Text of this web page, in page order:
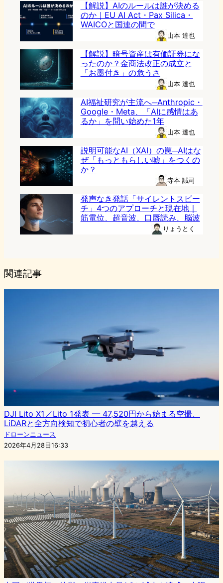
【解説】AIのルールは誰が決める
のか｜EU AI Act・Pax Silica・
WAICOと国連の間で
山本 達也
【解説】暗号資産は有価証券にな
ったのか？金商法改正の成立と
「お墨付き」の危うさ
山本 達也
AI福祉研究が主流へ─Anthropic・
Google・Meta、「AIに感情はあ
るか」を問い始めた1年
山本 達也
説明可能なAI（XAI）の罠─AIはな
ぜ「もっともらしい嘘」をつくの
か？
寺本 誠司
発声なき発話「サイレントスピー
チ」4つのアプローチと現在地｜
筋電位、超音波、口唇読み、脳波
りょうとく
関連記事
DJI Lito X1／Lito 1発表 — 47,520円から始まる空撮、
LiDARと全方向検知で初心者の壁を越える
ドローンニュース
2026年4月28日16:33